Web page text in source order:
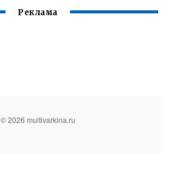
Реклама
© 2026 multivarkina.ru